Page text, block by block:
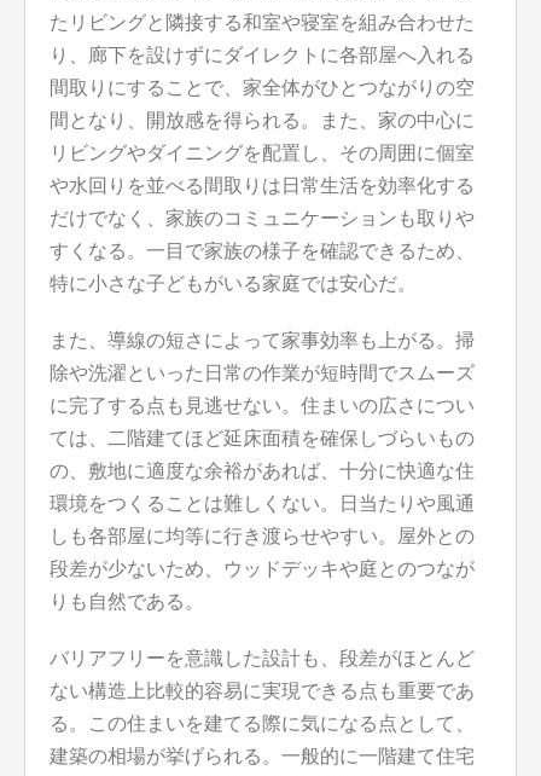
たリビングと隣接する和室や寝室を組み合わせた
り、廊下を設けずにダイレクトに各部屋へ入れる
間取りにすることで、家全体がひとつながりの空
間となり、開放感を得られる。また、家の中心に
リビングやダイニングを配置し、その周囲に個室
や水回りを並べる間取りは日常生活を効率化する
だけでなく、家族のコミュニケーションも取りや
すくなる。一目で家族の様子を確認できるため、
特に小さな子どもがいる家庭では安心だ。
また、導線の短さによって家事効率も上がる。掃
除や洗濯といった日常の作業が短時間でスムーズ
に完了する点も見逃せない。住まいの広さについ
ては、二階建てほど延床面積を確保しづらいもの
の、敷地に適度な余裕があれば、十分に快適な住
環境をつくることは難しくない。日当たりや風通
しも各部屋に均等に行き渡らせやすい。屋外との
段差が少ないため、ウッドデッキや庭とのつなが
りも自然である。
バリアフリーを意識した設計も、段差がほとんど
ない構造上比較的容易に実現できる点も重要であ
る。この住まいを建てる際に気になる点として、
建築の相場が挙げられる。一般的に一階建て住宅